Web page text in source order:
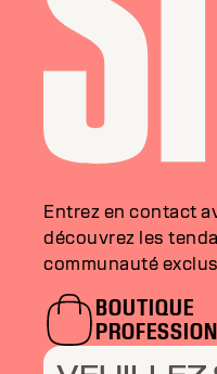
Entrez en contact
découvrez les
communauté
BOUTIQUE